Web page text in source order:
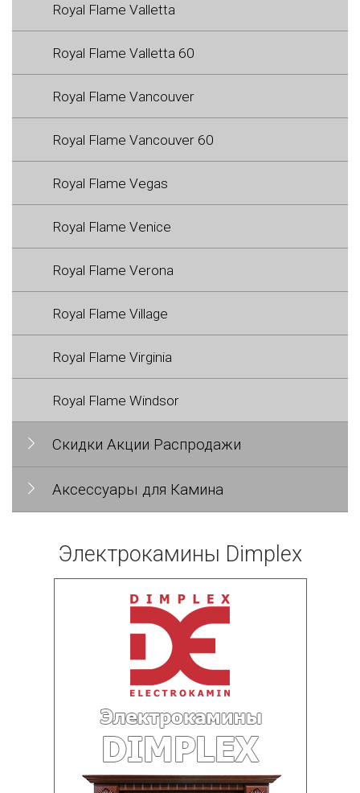
Royal Flame Valletta
Royal Flame Valletta 60
Royal Flame Vancouver
Royal Flame Vancouver 60
Royal Flame Vegas
Royal Flame Venice
Royal Flame Verona
Royal Flame Village
Royal Flame Virginia
Royal Flame Windsor
Скидки Акции Распродажи
Аксессуары для Камина
Электрокамины Dimplex